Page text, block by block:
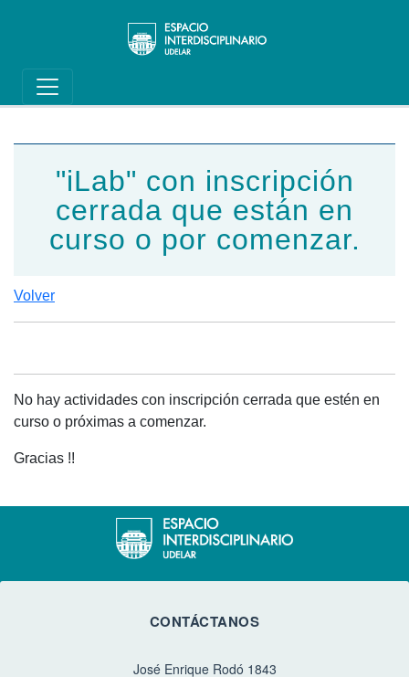
Main navigation
"iLab" con inscripción
cerrada que están en
curso o por comenzar.
Volver
No hay actividades con inscripción cerrada que estén en
curso o próximas a comenzar.
Gracias !!
CONTÁCTANOS
José Enrique Rodó 1843